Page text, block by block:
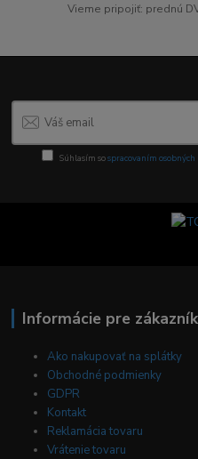
Vieme pripojiť: prednú
Súhlasím sospracovaním osobných
Informácie pre
Ako nakupovať na splátky
Obchodné podmienky
GDPR
Kontakt
Reklamácia tovaru
Vrátenie tovaru